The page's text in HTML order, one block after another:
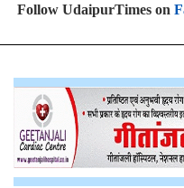
Follow UdaipurTimes on